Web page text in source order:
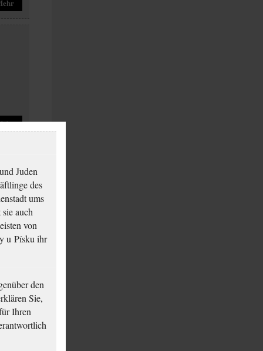
Juden
des
ums
auch
von
u Písku ihr
den
Sie,
Ihren